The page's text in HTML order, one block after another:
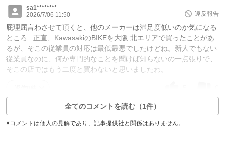
sa1********
2026/7/06 11:50
違反報告
屁理屈言わさせて頂くと、他のメーカーは満足度低いのか気になる
ところ...正直、KawasakiのBIKEを大阪 北エリアで買ったことがあ
るが、そこの従業員の対応は最低最悪でしたけどね。新人でもない
従業員なのに、何か専門的なことを聞けば知らないの一点張りで、
そこの店ではもう二度と買わないと思いましたわ。
全てのコメントを読む（1件）
※コメントは個人の見解であり、記事提供社と関係はありません。